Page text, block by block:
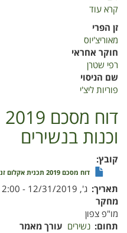
קרא עוד
למדער
פוריות
ליצ'י
זן הפרי
מאוריצ'יוס
חוקר אחראי
רפי שטרן
שם הניסוי
פוריות ליצ'י
וכנות בנשירים
קובץ
דוח מסכם 2019 תכנית אקלום זנים וכנות בנשירים
תאריך ג', 12/31/2019 - 12:00
מחקר
מו"פ צפון
תחום נשירים עורך מאמר